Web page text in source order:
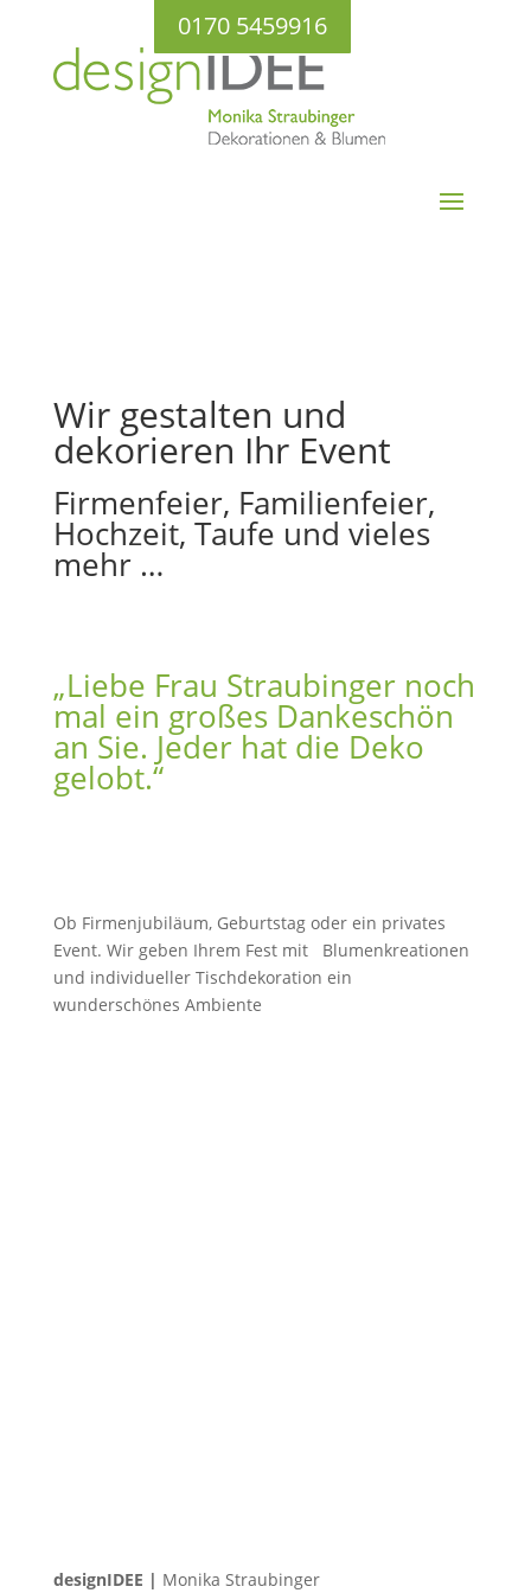
0170 5459916
Wir gestalten und
dekorieren Ihr Event
Firmenfeier, Familienfeier,
Hochzeit, Taufe und vieles
mehr …
„Liebe Frau Straubinger noch
mal ein großes Dankeschön
an Sie. Jeder hat die Deko
gelobt.“
Ob Firmenjubiläum, Geburtstag oder ein privates
Event. Wir geben Ihrem Fest mit Blumenkreationen
und individueller Tischdekoration ein
wunderschönes Ambiente
designIDEE | Monika Straubinger